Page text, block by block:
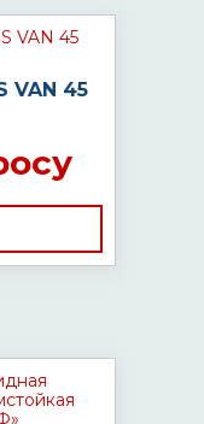
VAN 45